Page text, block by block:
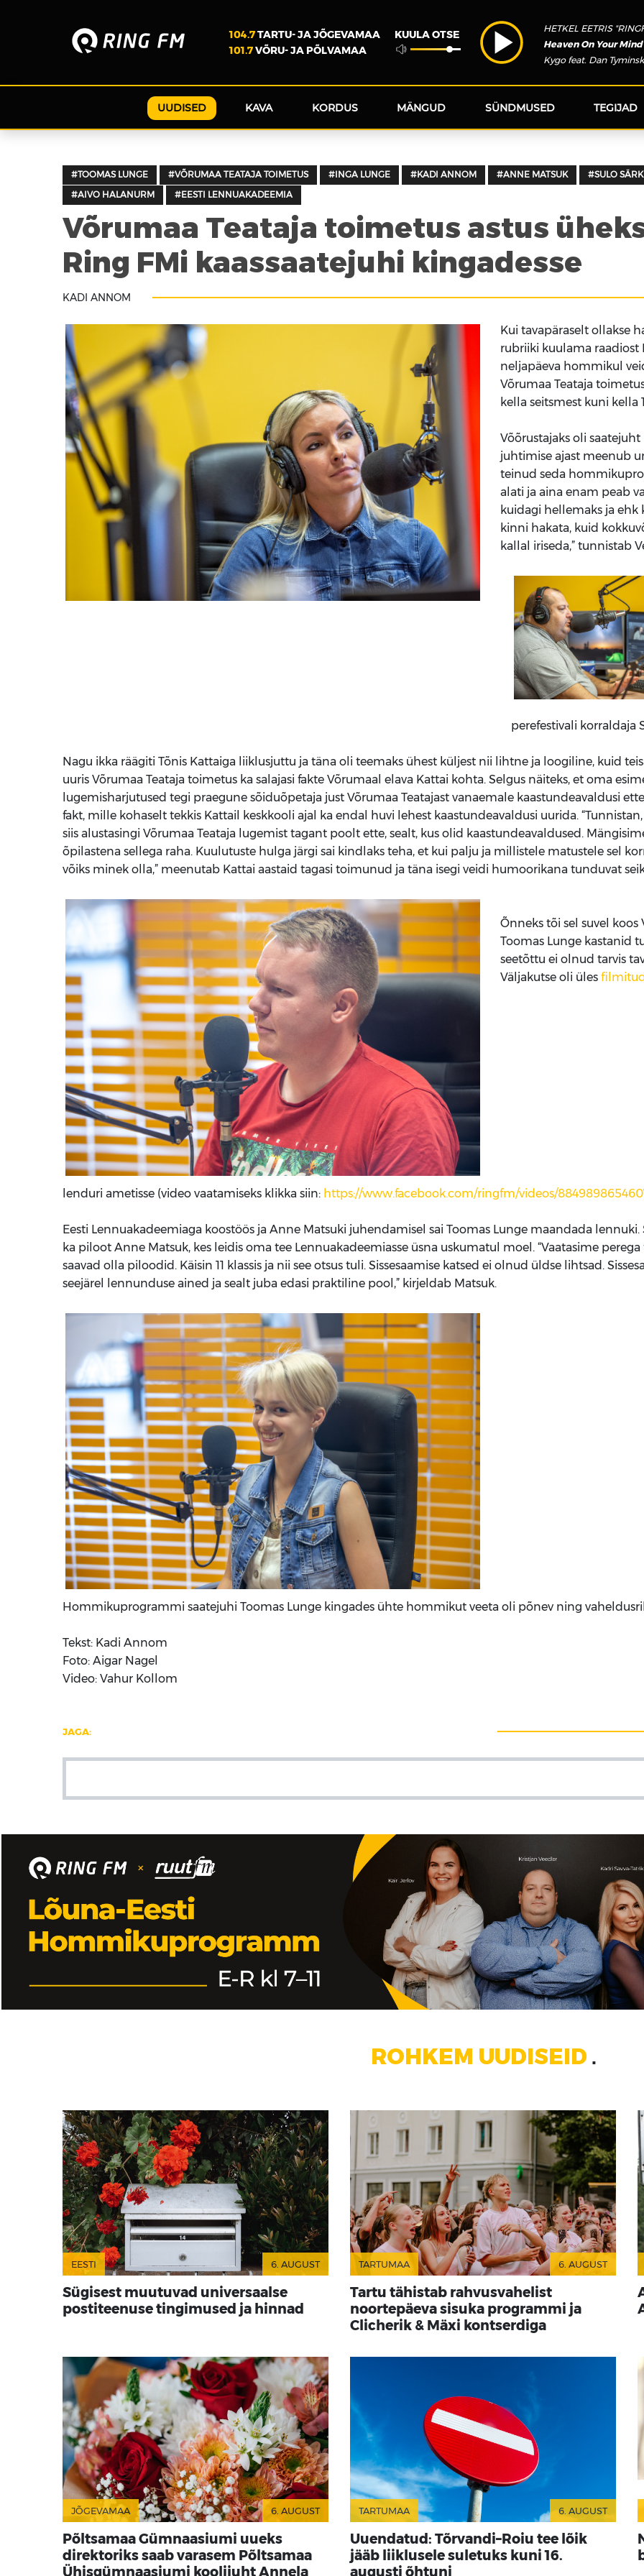
104.7TARTU- JA JÕGEVAMAA
101.7VÕRU- JA PÕLVAMAA
KUULA OTSE
HETKEL EETRIS
Heaven On Your Mind
Kygo feat. Dan
UUDISED KAVA KORDUS MÄNGUD SÜNDMUSED TEGIJAD
#TOOMAS LUNGE #VÕRUMAA TEATAJA TOIMETUS #INGA LUNGE #KADI ANNOM #ANNE MATSUK
#SULO
#AIVO HALANURM
#EESTI LENNUAKADEEMIA
Võrumaa Teataja toimetus astus
Ring FMi kaassaatejuhi kingadesse
KADI ANNOM
Kui tavapäraselt ollakse
rubriiki kuulama raadiost
neljapäeva hommikul
Võrumaa Teataja
kella seitsmest kuni kella
Võõrustajaks oli
juhtimise ajast meenub
teinud seda
alati ja aina enam peab
kuidagi hellemaks ja ehk
kinni hakata, kuid
kallal iriseda,” tunnistab
perefestivali korraldaja
Nagu ikka räägiti Tõnis Kattaiga liiklusjuttu ja täna oli teemaks ühest küljest nii lihtne ja loogiline, kuid
uuris Võrumaa Teataja toimetus ka salajasi fakte Võrumaal elava Kattai kohta. Selgus näiteks, et oma
lugemisharjutused tegi praegune sõiduõpetaja just Võrumaa Teatajast vanaemale kaastundeavaldusi
fakt, mille kohaselt tekkis Kattail keskkooli ajal ka endal huvi lehest kaastundeavaldusi uurida.
siis alustasingi Võrumaa Teataja lugemist tagant poolt ette, sealt, kus olid kaastundeavaldused.
õpilastena sellega raha. Kuulutuste hulga järgi sai kindlaks teha, et kui palju ja millistele matustele sel
võiks minek olla,” meenutab Kattai aastaid tagasi toimunud ja täna isegi veidi humoorikana tunduvat
Õnneks tõi sel suvel
Toomas Lunge kastanid
seetõttu ei olnud tarvis
Väljakutse oli üles
lenduri ametisse (video vaatamiseks klikka siin: https://www.facebook.com/ringfm/videos/
Eesti Lennuakadeemiaga koostöös ja Anne Matsuki juhendamisel sai Toomas Lunge maandada
ka piloot Anne Matsuk, kes leidis oma tee Lennuakadeemiasse üsna uskumatul moel. “Vaatasime
saavad olla piloodid. Käisin 11 klassis ja nii see otsus tuli. Sissesaamise katsed ei olnud üldse lihtsad.
seejärel lennunduse ained ja sealt juba edasi praktiline pool,” kirjeldab Matsuk.
Hommikuprogrammi saatejuhi Toomas Lunge kingades ühte hommikut veeta oli põnev ning
Tekst: Kadi Annom
Foto: Aigar Nagel
Video: Vahur Kollom
JAGA:
ROHKEM UUDISEID ■
EESTI 6. AUGUST
Sügisest muutuvad universaalse
postiteenuse tingimused ja hinnad
TARTUMAA 6. AUGUST
Tartu tähistab rahvusvahelist
noortepäeva sisuka programmi ja
Clicherik & Mäxi kontserdiga
JÕGEVAMAA 6. AUGUST
Põltsamaa Gümnaasiumi uueks
direktoriks saab varasem Põltsamaa
Ühisgümnaasiumi koolijuht Annela
TARTUMAA 6. AUGUST
Uuendatud: Tõrvandi–Roiu tee lõik
jääb liiklusele suletuks kuni 16.
augusti õhtuni